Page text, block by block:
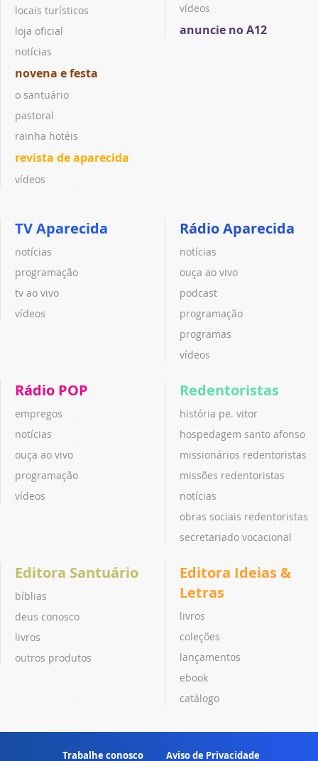
locais turísticos
loja oficial
notícias
novena e festa
o santuário
pastoral
rainha hotéis
revista de aparecida
vídeos
vídeos
anuncie no A12
TV Aparecida
notícias
programação
tv ao vivo
vídeos
Rádio Aparecida
notícias
ouça ao vivo
podcast
programação
programas
vídeos
Rádio POP
empregos
notícias
ouça ao vivo
programação
vídeos
Redentoristas
história pe. vitor
hospedagem santo afonso
missionários redentoristas
missões redentoristas
notícias
obras sociais redentoristas
secretariado vocacional
Editora Santuário
bíblias
deus conosco
livros
outros produtos
Editora Ideias &
Letras
livros
coleções
lançamentos
ebook
catálogo
Trabalhe conosco Aviso de Privacidade